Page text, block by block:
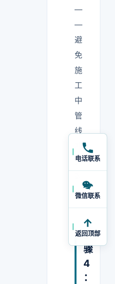
—
—
避
免
施
工
中
管
线
突
工
。
步
骤
4
：
电话联系
微信联系
返回顶部